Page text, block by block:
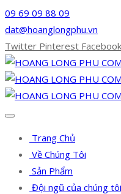
09 69 09 88 09
dat@hoanglongphu.vn
Twitter Pinterest Facebook
Trang Chủ
Về Chúng Tôi
Sản Phẩm
Đội ngũ của chúng tôi